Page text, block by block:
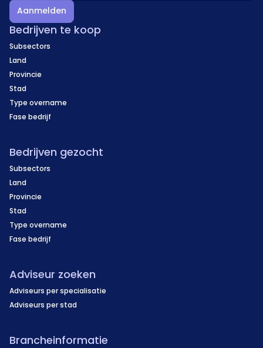
Aanmelden
Bedrijven te koop
Subsectors
Land
Provincie
Stad
Type overname
Fase bedrijf
Bedrijven gezocht
Subsectors
Land
Provincie
Stad
Type overname
Fase bedrijf
Adviseur zoeken
Adviseurs per specialisatie
Adviseurs per stad
Brancheinformatie